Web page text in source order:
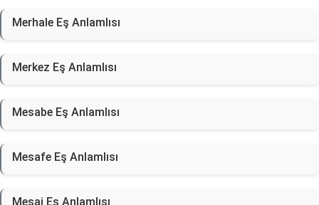
Merhale Eş Anlamlısı
Merkez Eş Anlamlısı
Mesabe Eş Anlamlısı
Mesafe Eş Anlamlısı
Mesaj Eş Anlamlısı